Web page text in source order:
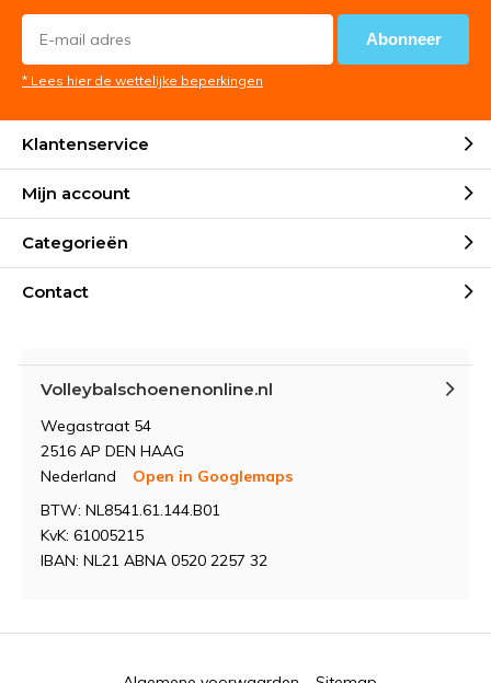
Abonneer
* Lees hier de wettelijke beperkingen
Klantenservice
Mijn account
Categorieën
Contact
Volleybalschoenenonline.nl
Wegastraat 54
2516 AP DEN HAAG
Nederland
Open in Googlemaps
BTW: NL8541.61.144.B01
KvK: 61005215
IBAN: NL21 ABNA 0520 2257 32